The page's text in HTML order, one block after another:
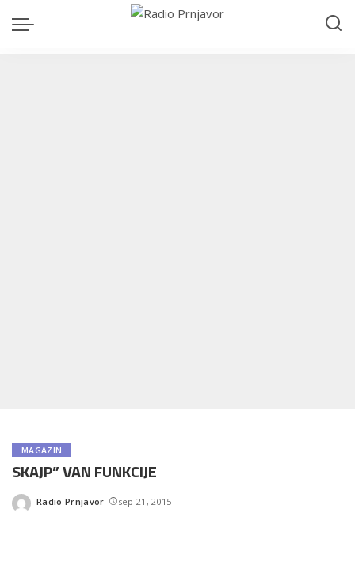
MAGAZIN
SKAJP” VAN FUNKCIJE
Posted
Radio Prnjavor sep 21, 2015